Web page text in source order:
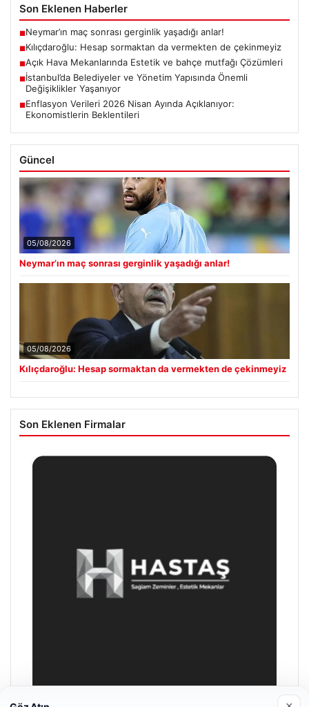
Son Eklenen Haberler
■Neymar’ın maç sonrası gerginlik yaşadığı anlar!
■Kılıçdaroğlu: Hesap sormaktan da vermekten de çekinmeyiz
■Açık Hava Mekanlarında Estetik ve bahçe mutfağı Çözümleri
■İstanbul’da Belediyeler ve Yönetim Yapısında Önemli
Değişiklikler Yaşanıyor
■Enflasyon Verileri 2026 Nisan Ayında Açıklanıyor:
Ekonomistlerin Beklentileri
Güncel
05/08/2026
Neymar’ın maç sonrası gerginlik yaşadığı anlar!
05/08/2026
Kılıçdaroğlu: Hesap sormaktan da vermekten de çekinmeyiz
Son Eklenen Firmalar